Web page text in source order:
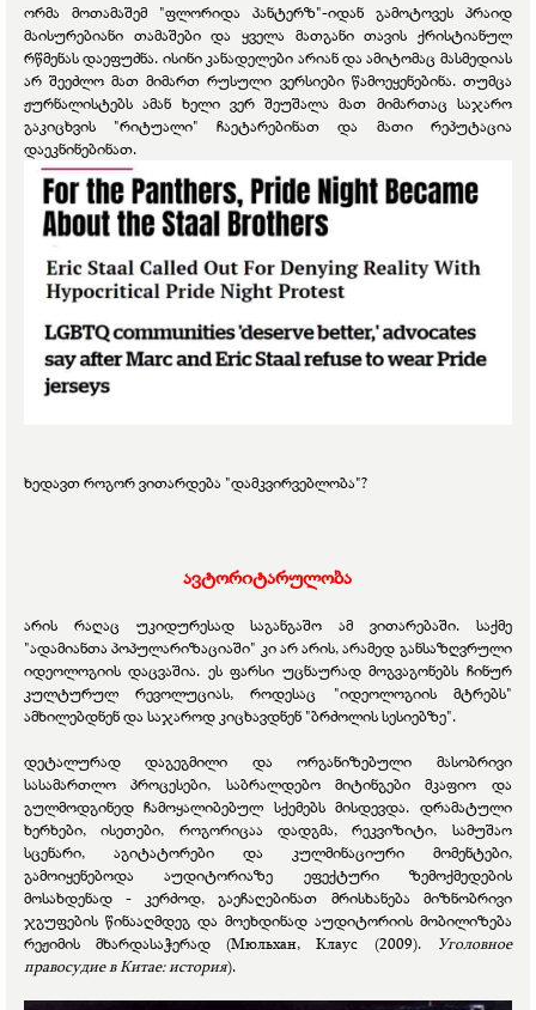
ორმა მოთამაშემ "ფლორიდა პანტერზ"-იდან გამოტოვეს პრაიდ
მაისურებიანი თამაშები და ყველა მათგანი თავის ქრისტიანულ
რწმენას დაეფუძნა. ისინი კანადელები არიან და ამიტომაც მასმედიას
არ შეეძლო მათ მიმართ რუსული ვერსიები წამოეყენებინა. თუმცა
ჟურნალისტებს ამან ხელი ვერ შეუშალა მათ მიმართაც საჯარო
გაკიცხვის "რიტუალი" ჩაეტარებინათ და მათი რეპუტაცია
დაეკნინებინათ.
ხედავთ როგორ ვითარდება "დამკვირვებლობა"?
ავტორიტარულობა
არის რაღაც უკიდურესად საგანგაშო ამ ვითარებაში. საქმე
"ადამიანთა პოპულარიზაციაში" კი არ არის, არამედ განსაზღვრული
იდეოლოგიის დაცვაშია. ეს ფარსი უცნაურად მოგვაგონებს ჩინურ
კულტურულ რევოლუციას, როდესაც "იდეოლოგიის მტრებს"
ამხილებდნენ და საჯაროდ კიცხავდნენ "ბრძოლის სესიებზე".
დეტალურად დაგეგმილი და ორგანიზებული მასობრივი
სასამართლო პროცესები, საბრალდებო მიტინგები მკაფიო და
გულმოდგინედ ჩამოყალიბებულ სქემებს მისდევდა. დრამატული
ხერხები, ისეთები, როგორიცაა დადგმა, რეკვიზიტი, სამუშაო
სცენარი, აგიტატორები და კულმინაციური მომენტები,
გამოიყენებოდა აუდიტორიაზე ეფექტური ზემოქმედების
მოსახდენად - კერძოდ, გაეჩაღებინათ მრისხანება მიზნობრივი
ჯგუფების წინააღმდეგ და მოეხდინად აუდიტორიის მობილიზება
რეჟიმის მხარდასაჭერად (Мюльхан, Клаус (2009).
Уголовное
правосудие в Китае: история).